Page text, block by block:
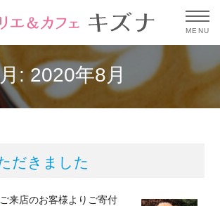
MENU
月:2020年8月
だきました
来店のお客様よりご寄付